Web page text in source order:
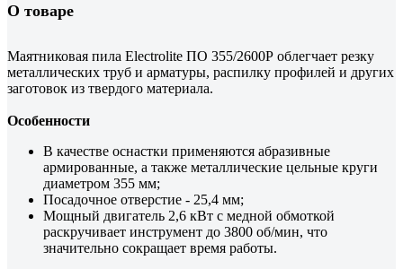
О товаре
Маятниковая пила Electrolite ПО 355/2600Р облегчает резку
металлических труб и арматуры, распилку профилей и других
заготовок из твердого материала.
Особенности
В качестве оснастки применяются абразивные
армированные, а также металлические цельные круги
диаметром 355 мм;
Посадочное отверстие - 25,4 мм;
Мощный двигатель 2,6 кВт с медной обмоткой
раскручивает инструмент до 3800 об/мин, что
значительно сокращает время работы.